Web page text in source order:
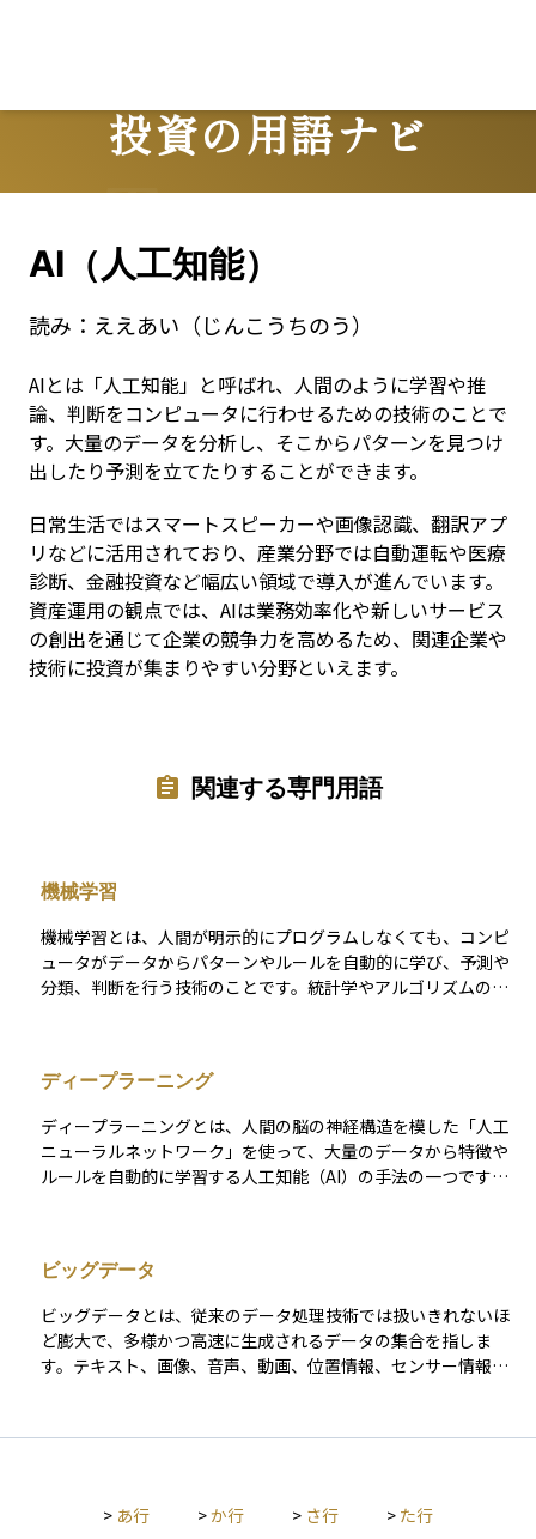
投資の用語ナビ
Terms
AI（人工知能）
読み： ええあい（じんこうちのう）
AIとは「人工知能」と呼ばれ、人間のように学習や推
論、判断をコンピュータに行わせるための技術のことで
す。大量のデータを分析し、そこからパターンを見つけ
出したり予測を立てたりすることができます。
日常生活ではスマートスピーカーや画像認識、翻訳アプ
リなどに活用されており、産業分野では自動運転や医療
診断、金融投資など幅広い領域で導入が進んでいます。
資産運用の観点では、AIは業務効率化や新しいサービス
の創出を通じて企業の競争力を高めるため、関連企業や
技術に投資が集まりやすい分野といえます。
関連する専門用語
機械学習
機械学習とは、人間が明示的にプログラムしなくても、コンピ
ュータがデータからパターンやルールを自動的に学び、予測や
分類、判断を行う技術のことです。統計学やアルゴリズムの理
用されています。 機械学習には、正解データをもとに学ぶ「教
師あり学習」、正解のないデータから構造を見つけ出す「教師
なし学習」、環境とのやりとりを通じて最適な行動を学ぶ「強
化学習」などがあり、目的に応じて使い分けられます。大量の
データと計算資源の発展により、近年その実用性が飛躍的に高
す。
ディープラーニング
ディープラーニングとは、人間の脳の神経構造を模した「人工
ニューラルネットワーク」を使って、大量のデータから特徴や
ルールを自動的に学習する人工知能（AI）の手法の一つです。
があらかじめルールを与えなくても、データをもとにパターン
を自律的に見つけ出す点です。生成AIや自動運転、医療診断、
金融の異常検知、資産運用アルゴリズムなど、多様な分野に応
用されており、現代のAI技術の中心的存在と言えます。深い
（多層の）ネットワークを用いることで、複雑で抽象的な概念
ビッグデータ
ビッグデータとは、従来のデータ処理技術では扱いきれないほ
ど膨大で、多様かつ高速に生成されるデータの集合を指しま
す。テキスト、画像、音声、動画、位置情報、センサー情報、
city＝速度）」と呼ばれる要素を持ち、それらを適切に収集・
通、製造業はもちろん、資産運用や金融の分野でも注目されて
> あ行 >か行 > さ行 > た行